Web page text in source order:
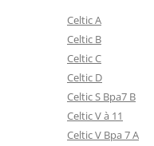
Celtic A
Celtic B
Celtic C
Celtic D
Celtic S Bpa7 B
Celtic V à 11
Celtic V Bpa 7 A